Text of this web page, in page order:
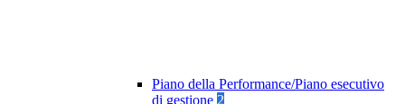
Piano della Performance/Piano esecutivo
di gestione 2